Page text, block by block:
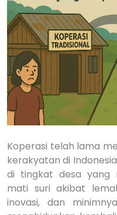
Koperasi telah lama
kerakyatan di
di tingkat desa yang
mati suri akibat
inovasi, dan